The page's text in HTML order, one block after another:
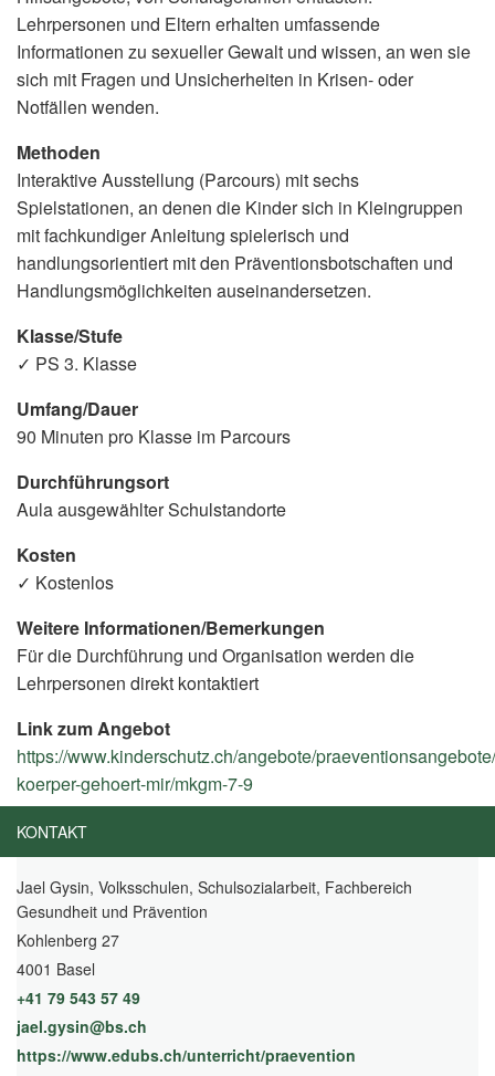
Lehrpersonen und Eltern erhalten umfassende
Informationen zu sexueller Gewalt und wissen, an wen sie
sich mit Fragen und Unsicherheiten in Krisen- oder
Notfällen wenden.
Methoden
Interaktive Ausstellung (Parcours) mit sechs
Spielstationen, an denen die Kinder sich in Kleingruppen
mit fachkundiger Anleitung spielerisch und
handlungsorientiert mit den Präventionsbotschaften und
Handlungsmöglichkeiten auseinandersetzen.
Klasse/Stufe
✓ PS 3. Klasse
Umfang/Dauer
90 Minuten pro Klasse im Parcours
Durchführungsort
Aula ausgewählter Schulstandorte
Kosten
✓ Kostenlos
Weitere Informationen/Bemerkungen
Für die Durchführung und Organisation werden die
Lehrpersonen direkt kontaktiert
Link zum Angebot
https://www.kinderschutz.ch/angebote/
koerper-gehoert-mir/mkgm-7-9
Link)
KONTAKT
Jael Gysin, Volksschulen, Schulsozialarbeit, Fachbereich
Gesundheit und Prävention
Kohlenberg 27
4001 Basel
+41 79 543 57 49
jael.gysin@bs.ch
https://www.edubs.ch/unterricht/praevention